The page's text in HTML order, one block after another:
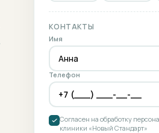
КОНТАКТЫ
Имя
Телефон
Согласен на обработку
клиники «Новый Стандарт»